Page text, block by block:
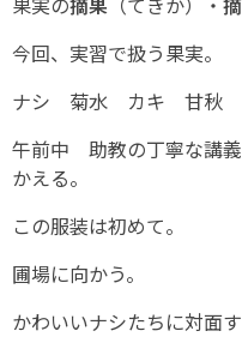
今回、実習で扱う果実。
ナシ 菊水 カキ 甘秋
午前中 助教の丁寧な講
かえる。
この服装は初めて。
圃場に向かう。
かわいいナシたちに対面す